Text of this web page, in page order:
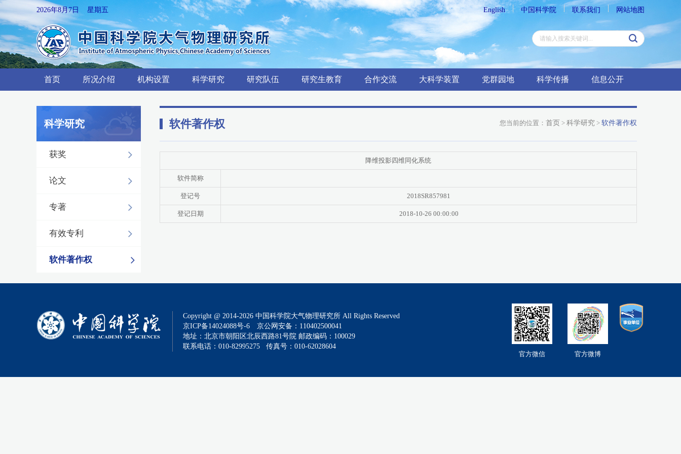
2026年8月7日 星期五 English 中国科学院 联系我们 网站地图
首页 所况介绍 机构设置 科学研究 研究队伍 研究生教育 合作交流 大科学装置 党群园地 科学传播 信息公开
科学研究
获奖
论文
专著
有效专利
软件著作权
软件著作权 您当前的位置： 首页 > 科学研究 > 软件著作权
降维投影四维同化系统
软件简称
登记号 2018SR857981
登记日期 2018-10-26 00:00:00
官方微信 官方微博
Copyright @ 2014-2026 中国科学院大气物理研究所 All Rights Reserved
京ICP备14024088号-6
京公网安备：110402500041
地址：北京市朝阳区北辰西路81号院 邮政编码：100029
联系电话：010-82995275 传真号：010-62028604